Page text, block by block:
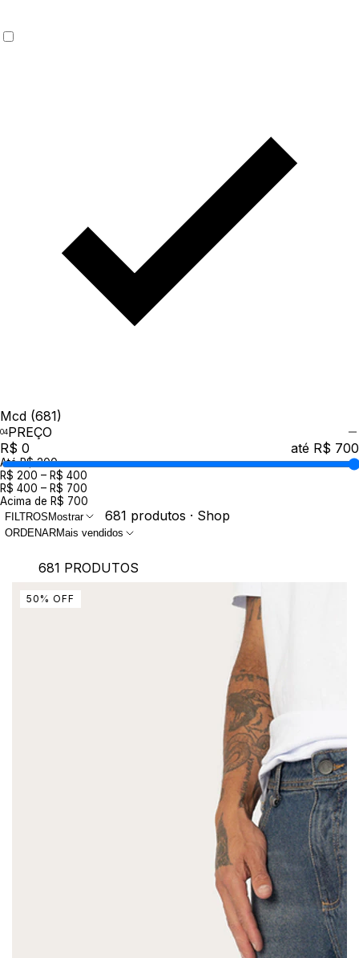
Mcd (681)
PREÇO
R$ 0
até R$ 700
Até R$ 200
R$ 200 – R$ 400
R$ 400 – R$ 700
Acima de R$ 700
FILTROS Mostrar 681 produtos · Shop
ORDENARMais vendidos
681 PRODUTOS
50 % OFF